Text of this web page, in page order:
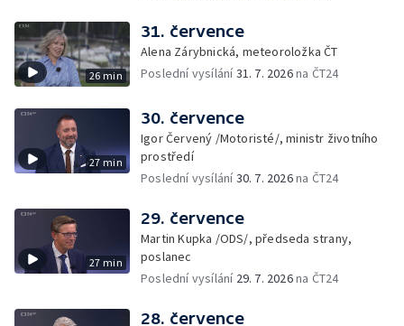
26 min
31. července
Alena Zárybnická, meteoroložka ČT
Poslední vysílání31. 7. 2026na ČT24
27 min
30. července
Igor Červený /Motoristé/, ministr životního
prostředí
Poslední vysílání30. 7. 2026na ČT24
27 min
29. července
Martin Kupka /ODS/, předseda strany,
poslanec
Poslední vysílání 29. 7. 2026na ČT24
28. července